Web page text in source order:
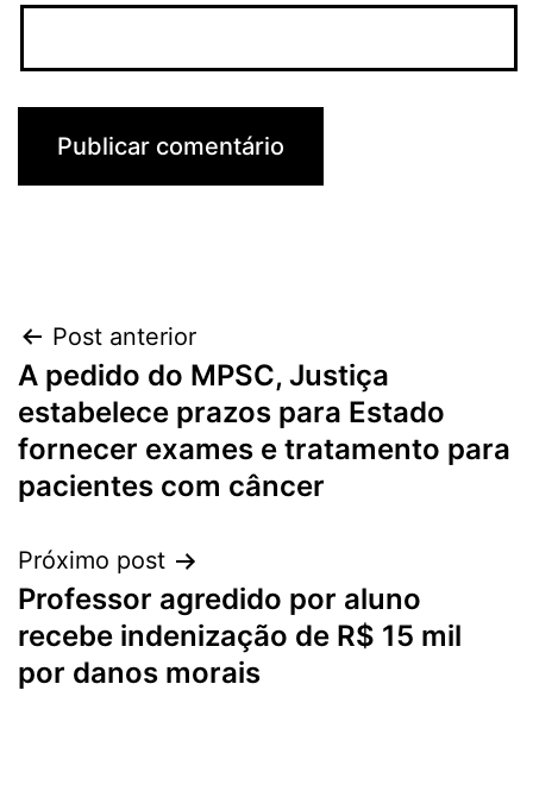
Navegação
de
Post
Post anterior
A pedido do MPSC, Justiça
estabelece prazos para Estado
fornecer exames e tratamento para
pacientes com câncer
Próximo post
Professor agredido por aluno
recebe indenização de R$ 15 mil
por danos morais